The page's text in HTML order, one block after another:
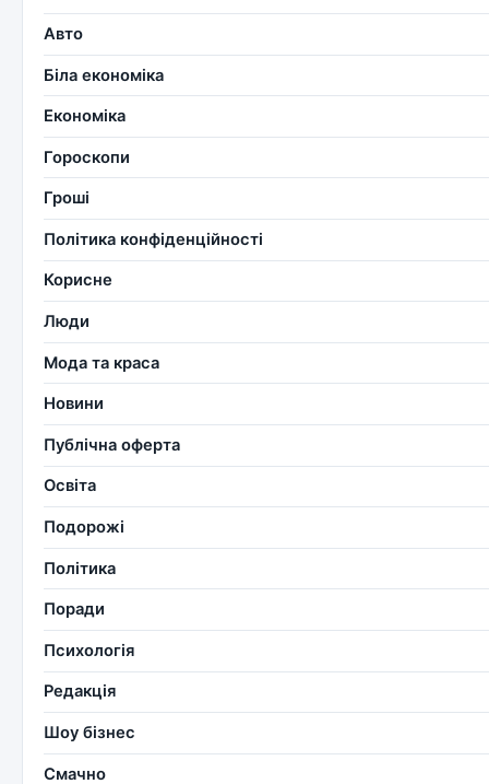
Авто
Біла економіка
Економіка
Гороскопи
Гроші
Політика конфіденційності
Корисне
Люди
Мода та краса
Новини
Публічна оферта
Освіта
Подорожі
Політика
Поради
Психологія
Редакція
Шоу бізнес
Смачно